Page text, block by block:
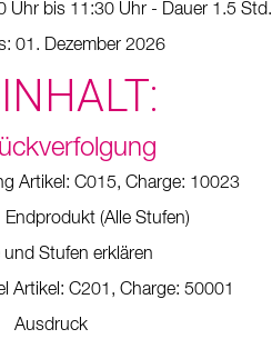
Uhr bis 11:30 Uhr - Dauer 1.5 Std.
01. Dezember 2026
Artikel: C015, Charge: 10023
(Alle Stufen)
und Stufen erklären
Artikel: C201, Charge: 50001
Ausdruck